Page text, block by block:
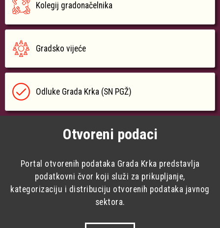
Kolegij gradonačelnika
Gradsko vijeće
Odluke Grada Krka (SN PGŽ)
Otvoreni podaci
Portal otvorenih podataka Grada Krka predstavlja
podatkovni čvor koji služi za prikupljanje,
kategorizaciju i distribuciju otvorenih podataka javnog
sektora.